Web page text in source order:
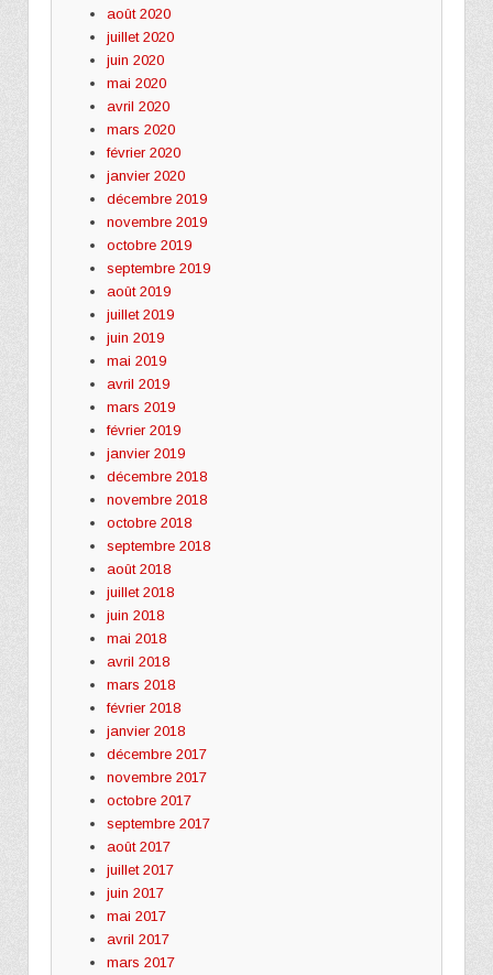
août 2020
juillet 2020
juin 2020
mai 2020
avril 2020
mars 2020
février 2020
janvier 2020
décembre 2019
novembre 2019
octobre 2019
septembre 2019
août 2019
juillet 2019
juin 2019
mai 2019
avril 2019
mars 2019
février 2019
janvier 2019
décembre 2018
novembre 2018
octobre 2018
septembre 2018
août 2018
juillet 2018
juin 2018
mai 2018
avril 2018
mars 2018
février 2018
janvier 2018
décembre 2017
novembre 2017
octobre 2017
septembre 2017
août 2017
juillet 2017
juin 2017
mai 2017
avril 2017
mars 2017